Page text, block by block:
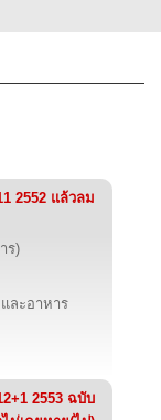
2552 แล้วลม
ร)
ละอาหาร
2553 ฉบับ